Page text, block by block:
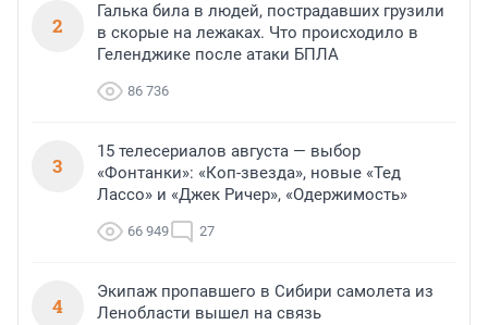
2
Галька била в людей, пострадавших грузили
в скорые на лежаках. Что происходило в
Геленджике после атаки БПЛА
86 736
3
15 телесериалов августа — выбор
«Фонтанки»: «Коп-звезда», новые «Тед
Лассо» и «Джек Ричер», «Одержимость»
66 949 27
4
Экипаж пропавшего в Сибири самолета из
Ленобласти вышел на связь